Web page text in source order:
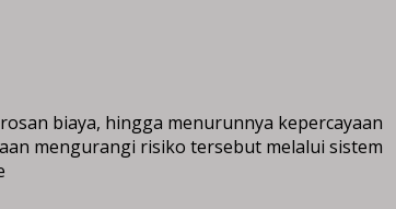
biaya, hingga menurunnya kepercayaan
mengurangi risiko tersebut melalui sistem